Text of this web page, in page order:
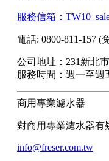
服務信箱：
電話: 0800-811-157 (
公司地址：231新北
服務時間：週一至週
商用專業濾水器
對商用專業濾水器有
info@freser.com.tw